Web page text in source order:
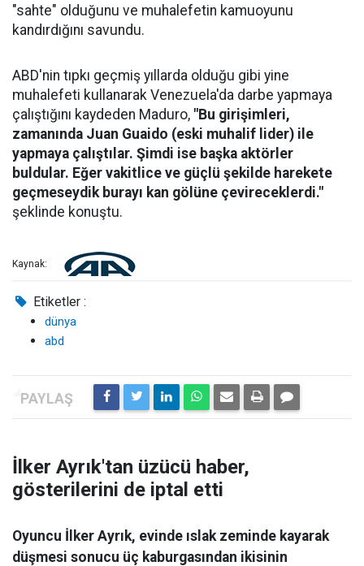
"sahte" olduğunu ve muhalefetin kamuoyunu
kandırdığını savundu.
ABD'nin tıpkı geçmiş yıllarda olduğu gibi yine
muhalefeti kullanarak Venezuela'da darbe yapmaya
çalıştığını kaydeden Maduro, "Bu girişimleri,
zamanında Juan Guaido (eski muhalif lider) ile
yapmaya çalıştılar. Şimdi ise başka aktörler
buldular. Eğer vakitlice ve güçlü şekilde harekete
geçmeseydik burayı kan gölüne çevireceklerdi."
şeklinde konuştu.
Kaynak:
Etiketler :
dünya
abd
İlker Ayrık'tan üzücü haber,
gösterilerini de iptal etti
Oyuncu İlker Ayrık, evinde ıslak zeminde kayarak
düşmesi sonucu üç kaburgasından ikisinin